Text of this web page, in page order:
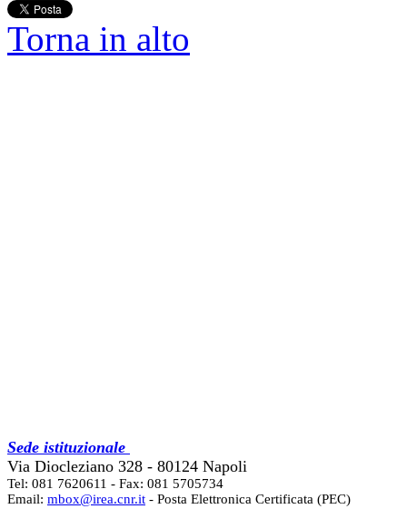
Torna in alto
Sede istituzionale
Via Diocleziano 328 - 80124 Napoli
Tel: 081 7620611 - Fax: 081 5705734
Email: mbox@irea.cnr.it - Posta Elettronica Certificata (PEC)